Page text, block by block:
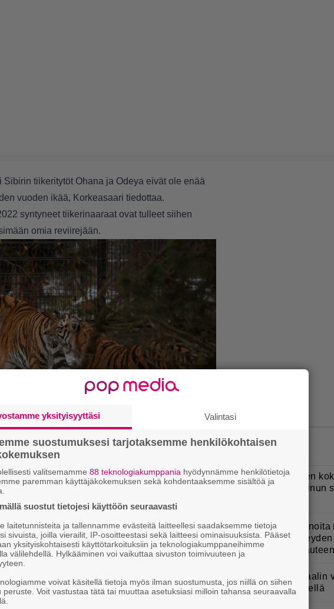
tiikeritytöt Ohana ja Odeya eivät ole enää
vuoden ikää, Korkeasaari tiedottaa.
syntyneet tiikerinaaraat ovat tulleet siihen
omia reviirejään.
Lehmonen)
eläintarhojen yhteiseen
ja siirroissa suositukset tekee
yksilötiedot sisältävä kantakirja, jonka avulla hän
tavoitteenaan säilyttää amurintiikerien
kertoo.
jo molempien naarastiikereiden tulevaisuus.
1. Jani Sievinen
yhteen – ”Minun
2. Syötkö perunoita
löysivät
kansansairauteen
3.
Eppu Normaalin
esitetään Ylellä
yksityisyyttäsi Valintasi
suostumuksesi tarjotaksemme henkilökohtaisen
valitsemamme 88 teknologiakumppania hyödynnämme henkilötietoja
paremman käyttäjäkokemuksen sekä kohdentaaksemme sisältöä ja
suostut tietojesi käyttöön seuraavasti
laitetunnisteita ja tallennamme evästeitä laitteellesi saadaksemme tietoja
sivuista, joilla vierailit, IP-osoitteestasi sekä laitteesi ominaisuuksista. Pääset
yksityiskohtaisesti käyttötarkoituksiin ja teknologiakumppaneihimme
välilehdellä. Hylkääminen voi vaikuttaa sivuston toimivuuteen ja
voivat käsitellä tietoja myös ilman suostumusta, jos niillä on siihen
peruste. Voit vastustaa tätä tai muuttaa asetuksiasi milloin tahansa seuraavalla